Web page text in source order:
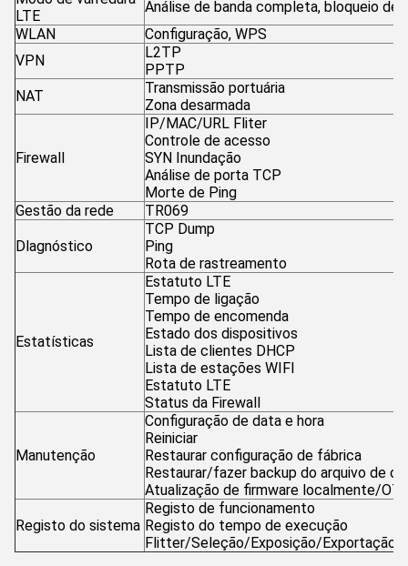
LTE
Análise de banda completa, bloqueio de
WLAN
Configuração, WPS
VPN
L2TP
PPTP
NAT
Transmissão portuária
Zona desarmada
Firewall
IP/MAC/URL Fliter
Controle de acesso
SYN Inundação
Análise de porta TCP
Morte de Ping
Gestão da rede
TR069
Dlagnóstico
TCP Dump
Ping
Rota de rastreamento
Estatísticas
Estatuto LTE
Tempo de ligação
Tempo de encomenda
Estado dos dispositivos
Lista de clientes DHCP
Lista de estações WIFI
Estatuto LTE
Status da Firewall
Manutenção
Configuração de data e hora
Reiniciar
Restaurar configuração de fábrica
Restaurar/fazer backup do arquivo de
Atualização de firmware localmente/
Registo do sistema
Registo de funcionamento
Registo do tempo de execução
Flitter/Seleção/Exposição/Exportação